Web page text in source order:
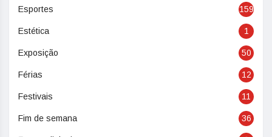
Esportes 159
Estética 1
Exposição 50
Férias 12
Festivais 11
Fim de semana 36